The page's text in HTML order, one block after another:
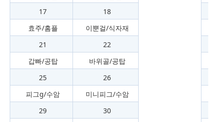
17
18
효주/홈플
이뿐걸/식자재
21
22
갑빠/공탑
바위골/공탑
25
26
피그g/수암
미니피그/수암
29
30